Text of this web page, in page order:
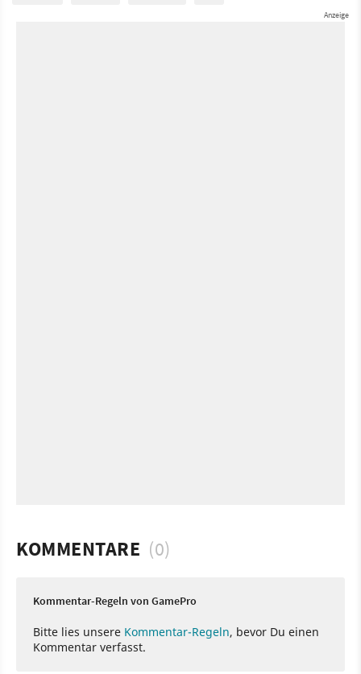
KOMMENTARE (0)
Kommentar-Regeln von GamePro
Bitte lies unsere Kommentar-Regeln, bevor Du einen
Kommentar verfasst.